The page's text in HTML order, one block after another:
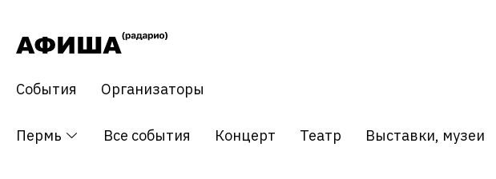
События Организаторы
Пермь Все события Концерт Театр Выставки, музеи